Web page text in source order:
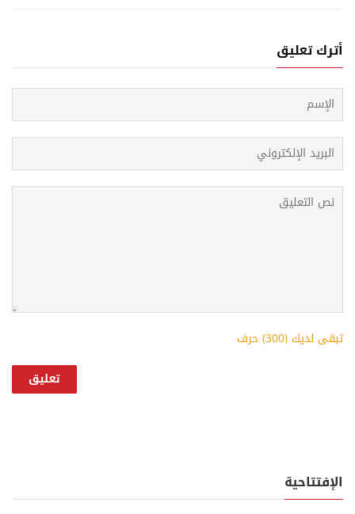
k p s
أترك تعليق
تبقى لديك (300) حرف
الإفتتاحية